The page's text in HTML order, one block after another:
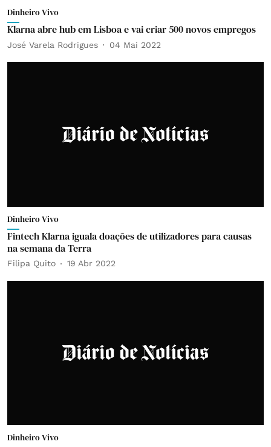
Dinheiro Vivo
Klarna abre hub em Lisboa e vai criar 500 novos empregos
José Varela Rodrigues 04 Mai 2022
Dinheiro Vivo
Fintech Klarna iguala doações de utilizadores para causas
na semana da Terra
Filipa Quito 19 Abr 2022
Dinheiro Vivo